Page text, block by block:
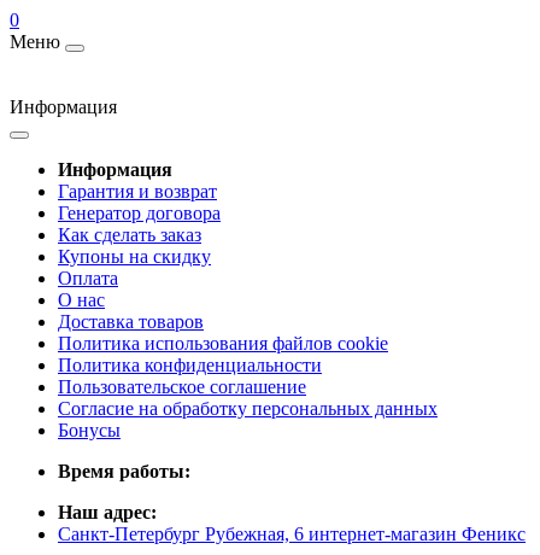
0
Меню
Информация
Информация
Гарантия и возврат
Генератор договора
Как сделать заказ
Купоны на скидку
Оплата
О нас
Доставка товаров
Политика использования файлов cookie
Политика конфиденциальности
Пользовательское соглашение
Согласие на обработку персональных данных
Бонусы
Время работы:
Наш адрес:
Санкт-Петербург Рубежная, 6 интернет-магазин Феникс